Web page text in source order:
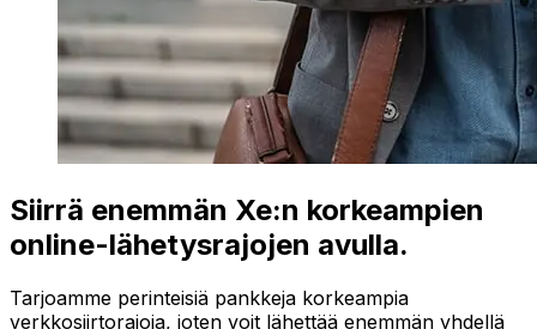
Siirrä enemmän Xe:n korkeampien
online-lähetysrajojen avulla.
Tarjoamme perinteisiä pankkeja korkeampia
verkkosiirtorajoja, joten voit lähettää enemmän yhdellä